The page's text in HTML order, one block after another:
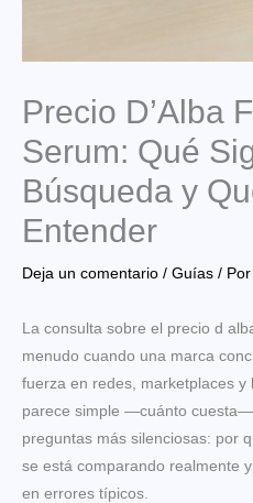
Precio D’Alba
Serum: Qué
Búsqueda y
Entender
Deja un comentario / Guías / Por
La consulta sobre el precio d
menudo cuando una marca
fuerza en redes, marketplaces
parece simple —cuánto
preguntas más silenciosas: por
se está comparando realmente
en errores típicos.